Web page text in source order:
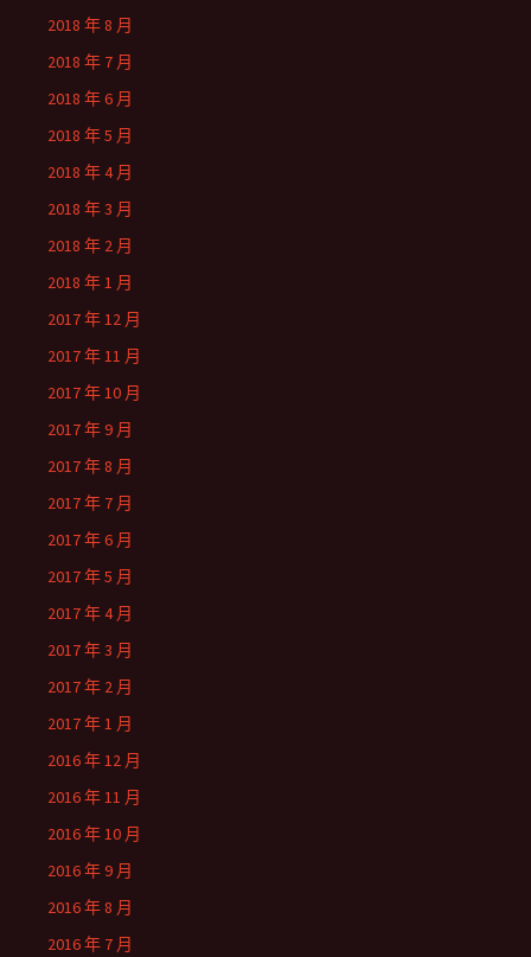
2018 年 8 月
2018 年 7 月
2018 年 6 月
2018 年 5 月
2018 年 4 月
2018 年 3 月
2018 年 2 月
2018 年 1 月
2017 年 12 月
2017 年 11 月
2017 年 10 月
2017 年 9 月
2017 年 8 月
2017 年 7 月
2017 年 6 月
2017 年 5 月
2017 年 4 月
2017 年 3 月
2017 年 2 月
2017 年 1 月
2016 年 12 月
2016 年 11 月
2016 年 10 月
2016 年 9 月
2016 年 8 月
2016 年 7 月